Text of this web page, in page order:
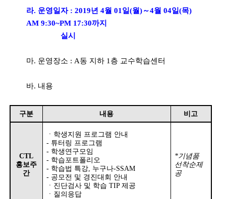
라. 운영일자 : 2019년4월01 일(월)～4월04일(목)
AM 9:30~PM 17:30까지
실시
마. 운영장소 : A동 지하 1 층 교수학습센터
바. 내용
구분 내용 비고
CTL
홍보주
간
ㆍ 학생지원 프로그램 안내
- 튜터링 프로그램
- 학생연구모임
- 학습포트폴리오
- 학습법 특강, 누구나-SSAM
- 공모전 및 경진대회 안내
ㆍ 진단검사 및 학습 TIP 제공
ㆍ 질의응답
*기념품
선착순제
공